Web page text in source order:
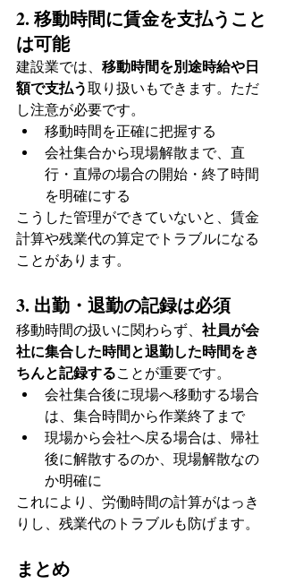
2. 移動時間に賃金を支払うこと
は可能
建設業では、 移動時間を別途時給や日
額で支払う取り扱いもできます。ただ
し注意が必要です。
移動時間を正確に把握する
会社集合から現場解散まで、直
行・直帰の場合の開始・終了時間
を明確にする
こうした管理ができていないと、賃金
計算や残業代の算定でトラブルになる
ことがあります。
3. 出勤・退勤の記録は必須
移動時間の扱いに関わらず、 社員が会
社に集合した時間と退勤した時間をき
ちんと記録することが重要です。
会社集合後に現場へ移動する場合
は、集合時間から作業終了まで
現場から会社へ戻る場合は、帰社
後に解散するのか、現場解散なの
か明確に
これにより、労働時間の計算がはっき
りし、残業代のトラブルも防げます。
まとめ